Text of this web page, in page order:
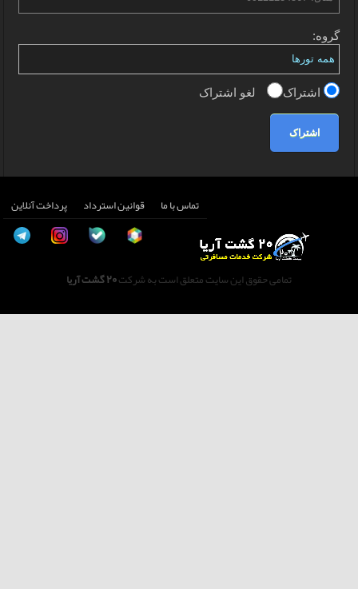
گروه:
اشتراک لغو اشتراک
اشتراک
تماس با ما قوانین استرداد پرداخت آنلاین
تمامی حقوق این سایت متعلق است به شرکت20 گشت آریا